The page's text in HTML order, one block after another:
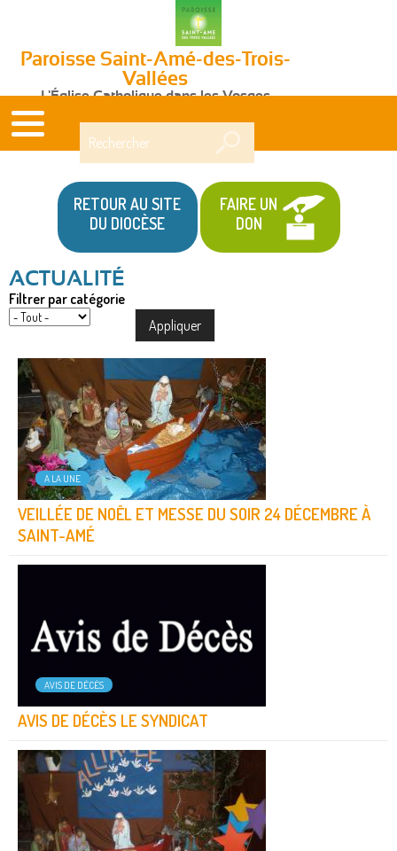
Paroisse Saint-Amé-des-Trois-
Vallées
L'Église Catholique dans les Vosges
RETOUR AU SITE
DU DIOCÈSE
FAIRE UN
DON
Filtrer par catégorie
A LA UNE
VEILLÉE DE NOËL ET MESSE DU SOIR 24 DÉCEMBRE À
SAINT-AMÉ
AVIS DE DÉCÈS
AVIS DE DÉCÈS LE SYNDICAT